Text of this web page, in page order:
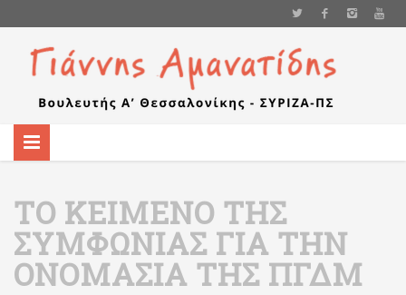
ΤΟ ΚΕΊΜΕΝΟ ΤΗΣ
ΣΥΜΦΩΝΊΑΣ ΓΙΑ ΤΗΝ
ΟΝΟΜΑΣΊΑ ΤΗΣ ΠΓΔΜ